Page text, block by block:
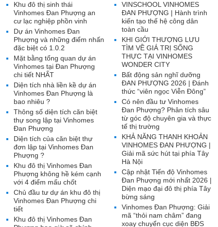
VINSCHOOL VINHOMES
ĐAN PHƯỢNG | Hành trình
kiến tạo thế hệ công dân
toàn cầu
KHI GIỚI THƯỢNG LƯU
TÌM VỀ GIÁ TRỊ SỐNG
THỰC TẠI VINHOMES
WONDER CITY
Bất động sản nghĩ dưỡng
ĐAN PHƯỢNG 2026 | Đánh
thức “viên ngọc Viễn Đông”
Có nên đầu tư Vinhomes
Đan Phượng? Phân tích sâu
từ góc độ chuyên gia và thực
tế thị trường
KHẢ NĂNG THANH KHOẢN
VINHOMES ĐAN PHƯỢNG |
Giải mã sức hút tại phía Tây
Hà Nội
Cập nhật Tiến độ Vinhomes
Đan Phượng mới nhất 2026 |
Diện mạo đại đô thị phía Tây
bừng sáng
Vinhomes Đan Phượng: Giải
mã “thỏi nam châm” đang
xoay chuyển cục diện BĐS
Khu đô thị sinh thái
Vinhomes Đan Phượng an
cư lạc nghiệp phồn vinh
Dự án Vinhomes Đan
Phượng và những điểm nhấn
đặc biệt có 1.0.2
Mặt bằng tổng quan dự án
Vinhomes tại Đan Phượng
chi tiết NHẤT
Diện tích nhà liền kề dự án
Vinhomes Đan Phượng là
bao nhiêu ?
Thông số diện tích căn biệt
thự song lập tại Vinhomes
Đan Phượng
Diện tích của căn biệt thự
đơn lập tại Vinhomes Đan
Phượng ?
Khu đô thị Vinhomes Đan
Phượng không hề kém cạnh
với 4 điểm mấu chốt
Chủ đầu tư dự án khu đô thị
Vinhomes Đan Phượng chi
tiết
Khu đô thị Vinhomes Đan